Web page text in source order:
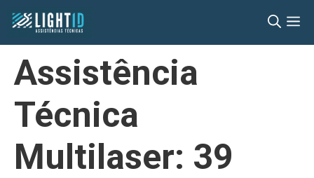
Pular
para
conteúdo
Assistência
Técnica
Multilaser: 39